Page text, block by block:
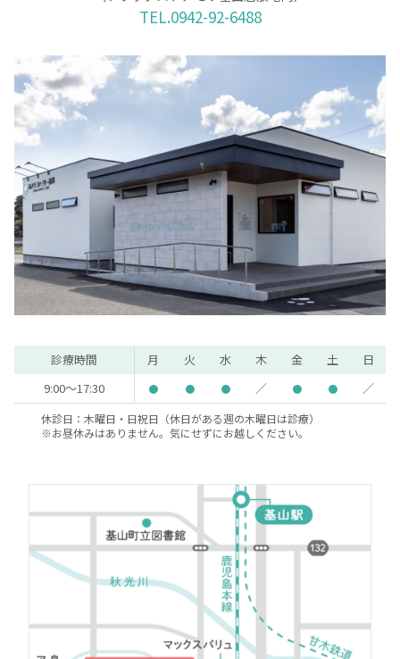
TEL.0942-92-6488
診療時間 月 火 水 木 金 土
日
9:00～17:30
● ● ● ／ ● ● ／
休診日：木曜日・日祝日（休日がある週の木曜日は診療）
※お昼休みはありません。気にせずにお越しください。